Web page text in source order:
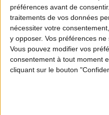
préférences avant de consentir.
traitements de vos données
nécessiter votre
y opposer. Vos préférences
Vous pouvez modifier vos
consentement à tout moment
cliquant sur le bouton